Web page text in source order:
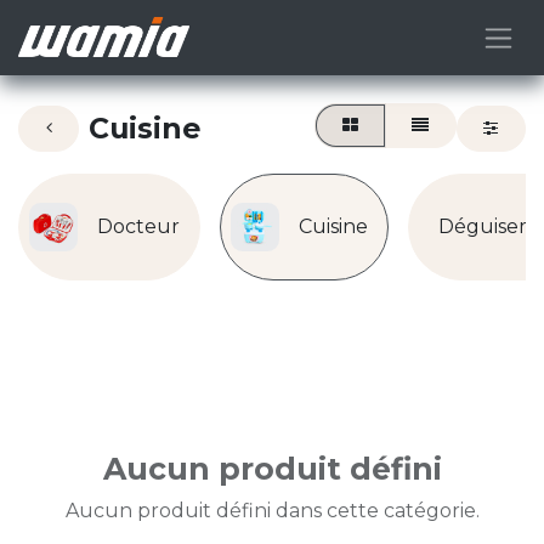
Cuisine
Docteur Cuisine
Aucun produit défini
Aucun produit défini dans cette catégorie.